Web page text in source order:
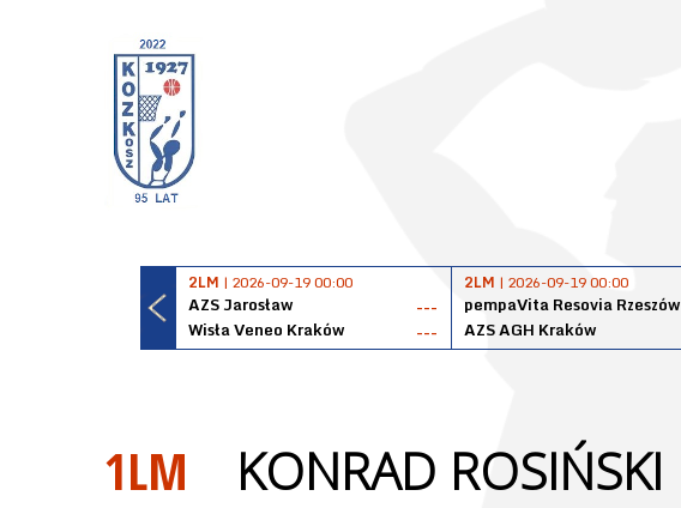
2LM | 2026-09-19 00:00
AZS Jarosław
---
Wisła Veneo Kraków
---
2LM | 2026-09-19 00:00
pempaVita Resovia Rzeszów
AZS AGH Kraków
1LM KONRAD ROSIŃSKI